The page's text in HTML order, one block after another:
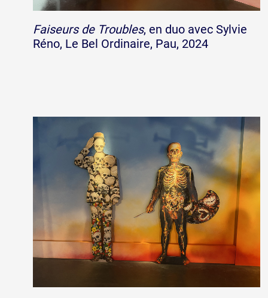
Faiseurs de Troubles, en duo avec Sylvie
Réno, Le Bel Ordinaire, Pau, 2024